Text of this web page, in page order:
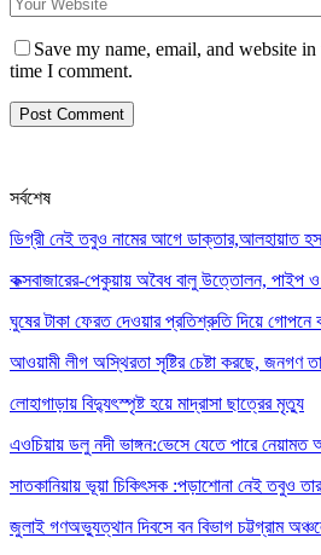
Save my name, email, and website
time I comment.
সর্বশেষ
ডিগ্রী নেই তবুও নামের আগে ডাক্তার,আলহায়াত
কক্সবাজারের-পেকুয়ায় অবৈধ বালু উত্তোলন, পাইপ ও
ঘুষের টাকা ফেরত দেওয়ার প্রতিশ্রুতি দিয়ে
আওয়ামী লীগ অস্থিরতা সৃষ্টির চেষ্টা করছে, জনগণ
লোহাগাড়ায় বিদ্যুৎস্পৃষ্ট হয়ে মাদ্রাসা ছাত্রের মৃত্যু
এওচিয়ায় ডলু নদী ভাঙ্গন:ভেসে যেতে পারে নেয়ামত
সাতকানিয়ায় ভূয়া চিকিৎসক :পড়াশোনা নেই তবুও
জুলাই গণঅভ্যুত্থান দিবসে বন বিভাগ চট্টগ্রাম